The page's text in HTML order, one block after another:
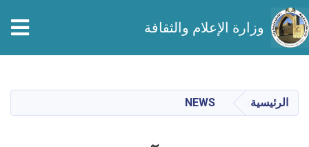
الرئيسي
وزارة الإعلام والثقافة
الرئيسية NEWS